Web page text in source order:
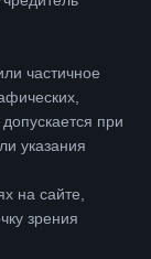
частичное
при
указания
на сайте,
зрения